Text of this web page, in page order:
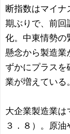
断指数はマイ
期ぶりで、前回
化。中東情勢の
懸念から製造業
ずかにプラスを
業が増えている。
大企業製造業は
３．８）。原